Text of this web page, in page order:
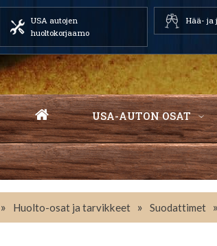
USA autojen
huoltokorjaamo
Hää- ja
USA-AUTON OSAT
» Huolto-osat ja tarvikkeet » Suodattimet »